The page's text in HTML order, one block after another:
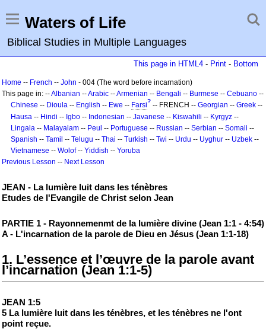
Waters of Life
Biblical Studies in Multiple Languages
This page in HTML4 - Print - Bottom
Home -- French -- John - 004 (The word before incarnation)
This page in: --Albanian --Arabic --Armenian -- Bengali -- Burmese -- Cebuano --
Chinese -- Dioula -- English -- Ewe -- Farsi? -- FRENCH -- Georgian -- Greek --
Hausa -- Hindi -- Igbo -- Indonesian -- Javanese -- Kiswahili -- Kyrgyz --
Lingala -- Malayalam -- Peul -- Portuguese -- Russian -- Serbian -- Somali --
Spanish -- Tamil -- Telugu -- Thai -- Turkish -- Twi -- Urdu -- Uyghur -- Uzbek --
Vietnamese -- Wolof-- Yiddish -- Yoruba
Previous Lesson -- Next Lesson
JEAN - La lumière luit dans les ténèbres
Etudes de l'Evangile de Christ selon Jean
PARTIE 1 - Rayonnemenmt de la lumière divine (Jean 1:1 - 4:54)
A - L'incarnation de la parole de Dieu en Jésus (Jean 1:1-18)
1. L’essence et l’œuvre de la parole avant
l’incarnation (Jean 1:1-5)
JEAN 1:5
5 La lumière luit dans les ténèbres, et les ténèbres ne l'ont
point reçue.